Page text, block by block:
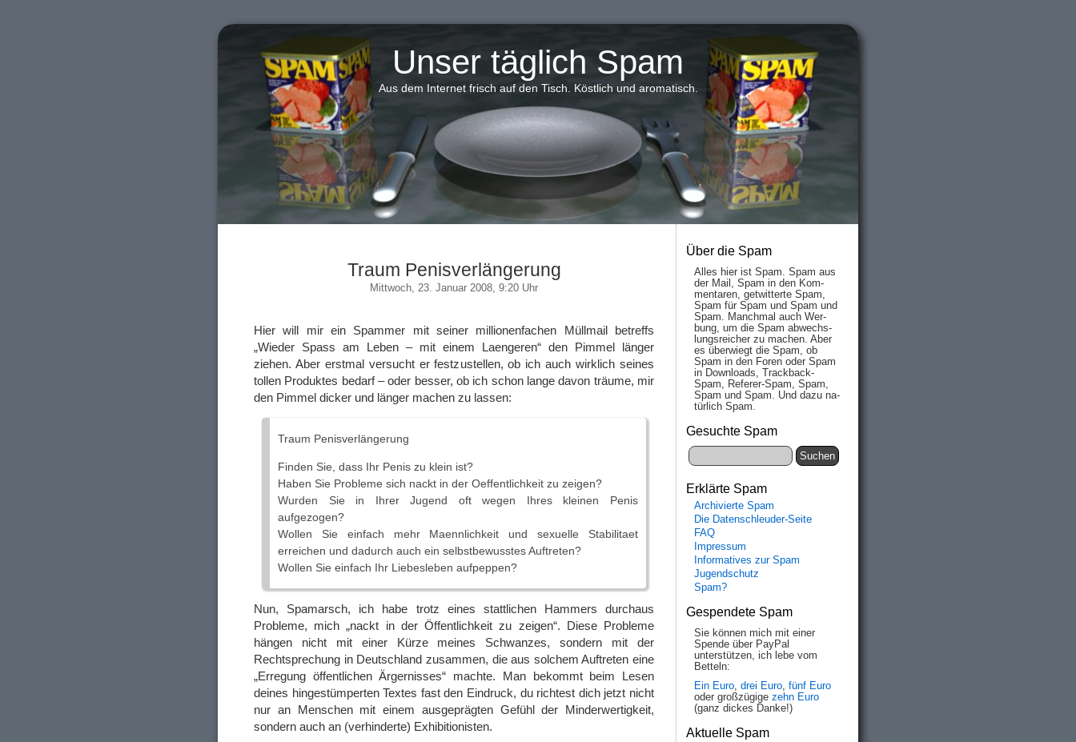
Unser täglich Spam
Aus dem Internet frisch auf den Tisch. Köstlich und aromatisch.
Traum Penisverlängerung
Mittwoch, 23. Januar 2008, 9:20 Uhr
Hier will mir ein Spammer mit seiner millionenfachen Müllmail betreffs
„Wieder Spass am Leben – mit einem Laengeren“ den Pimmel länger
ziehen. Aber erstmal versucht er festzustellen, ob ich auch wirklich seines
tollen Produktes bedarf – oder besser, ob ich schon lange davon träume, mir
den Pimmel dicker und länger machen zu lassen:
Traum Penisverlängerung
Finden Sie, dass Ihr Penis zu klein ist?
Haben Sie Probleme sich nackt in der Oeffentlichkeit zu zeigen?
Wurden Sie in Ihrer Jugend oft wegen Ihres kleinen Penis
aufgezogen?
Wollen Sie einfach mehr Maennlichkeit und sexuelle Stabilitaet
erreichen und dadurch auch ein selbstbewusstes Auftreten?
Wollen Sie einfach Ihr Liebesleben aufpeppen?
Nun, Spamarsch, ich habe trotz eines stattlichen Hammers durchaus
Probleme, mich „nackt in der Öffentlichkeit zu zeigen“. Diese Probleme
hängen nicht mit einer Kürze meines Schwanzes, sondern mit der
Rechtsprechung in Deutschland zusammen, die aus solchem Auftreten eine
„Erregung öffentlichen Ärgernisses“ machte. Man bekommt beim Lesen
deines hingestümperten Textes fast den Eindruck, du richtest dich jetzt nicht
nur an Menschen mit einem ausgeprägten Gefühl der Minderwertigkeit,
sondern auch an (verhinderte) Exhibitionisten.
Über die Spam
Alles hier ist Spam. Spam aus
der Mail, Spam in den Kom­
men­taren, ge­twit­ter­te Spam,
Spam für Spam und Spam und
Spam. Manch­mal auch Wer­
bung, um die Spam ab­wechs­
lungs­reich­er zu mach­en. Aber
es über­wiegt die Spam, ob
Spam in den Fo­ren oder Spam
in Down­loads, Track­back-
Spam, Re­fe­rer-Spam, Spam,
Spam und Spam. Und da­zu na­
tür­lich Spam.
Gesuchte Spam
Erklärte Spam
Archivierte Spam
Die Datenschleuder-Seite
FAQ
Impressum
Informatives zur Spam
Jugendschutz
Spam?
Gespendete Spam
Sie können mich mit einer
Spende über PayPal
unterstützen, ich lebe vom
Betteln:
Ein Euro, drei Euro, fünf Euro
oder großzügige zehn Euro
(ganz dickes Danke!)
Aktuelle Spam